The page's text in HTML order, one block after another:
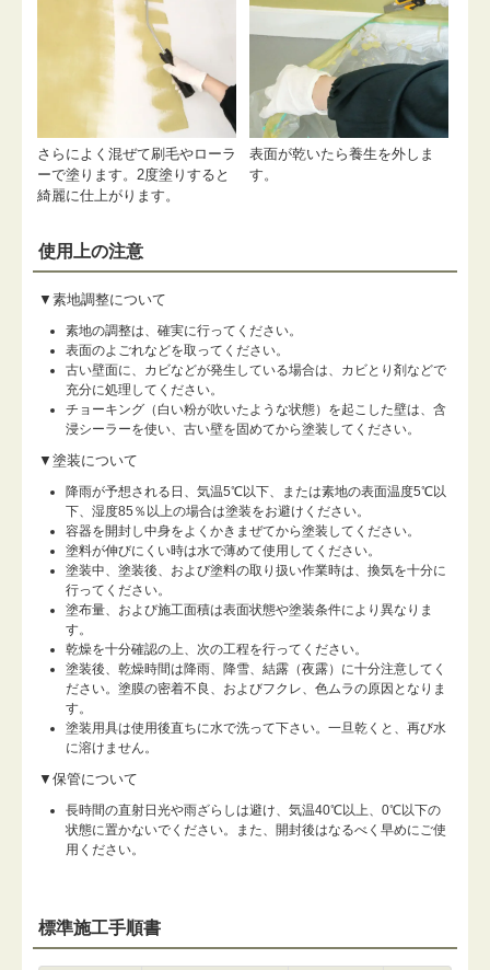
さらによく混ぜて刷毛やローラ
ーで塗ります。2度塗りすると
綺麗に仕上がります。
表面が乾いたら養生を外しま
す。
使用上の注意
▼素地調整について
素地の調整は、確実に行ってください。
表面のよごれなどを取ってください。
古い壁面に、カビなどが発生している場合は、カビとり剤などで
充分に処理してください。
チョーキング（白い粉が吹いたような状態）を起こした壁は、含
浸シーラーを使い、古い壁を固めてから塗装してください。
▼塗装について
降雨が予想される日、気温5℃以下、または素地の表面温度5℃以
下、湿度85％以上の場合は塗装をお避けください。
容器を開封し中身をよくかきまぜてから塗装してください。
塗料が伸びにくい時は水で薄めて使用してください。
塗装中、塗装後、および塗料の取り扱い作業時は、換気を十分に
行ってください。
塗布量、および施工面積は表面状態や塗装条件により異なりま
す。
乾燥を十分確認の上、次の工程を行ってください。
塗装後、乾燥時間は降雨、降雪、結露（夜露）に十分注意してく
ださい。塗膜の密着不良、およびフクレ、色ムラの原因となりま
す。
塗装用具は使用後直ちに水で洗って下さい。一旦乾くと、再び水
に溶けません。
▼保管について
長時間の直射日光や雨ざらしは避け、気温40℃以上、0℃以下の
状態に置かないでください。また、開封後はなるべく早めにご使
用ください。
標準施工手順書